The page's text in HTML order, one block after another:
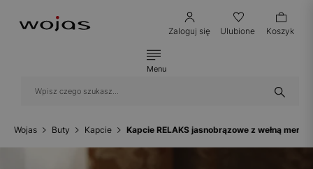
Zaloguj się Ulubione Koszyk
Menu
Wojas Buty Kapcie Kapcie RELAKS jasnobrązowe z wełną